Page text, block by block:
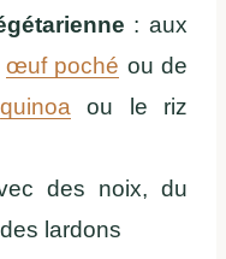
: aux
œuf poché ou de
quinoaou le riz
des noix, du
lardons